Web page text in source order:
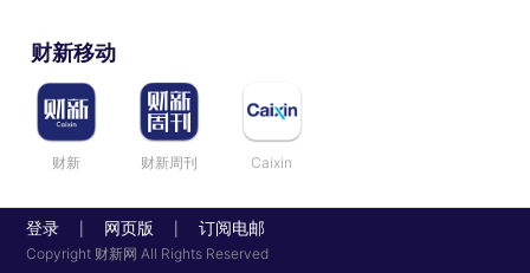
财新移动
财新 财新周刊 Caixin
登录 网页版 订阅电邮
Copyright 财新网 All Rights Reserved